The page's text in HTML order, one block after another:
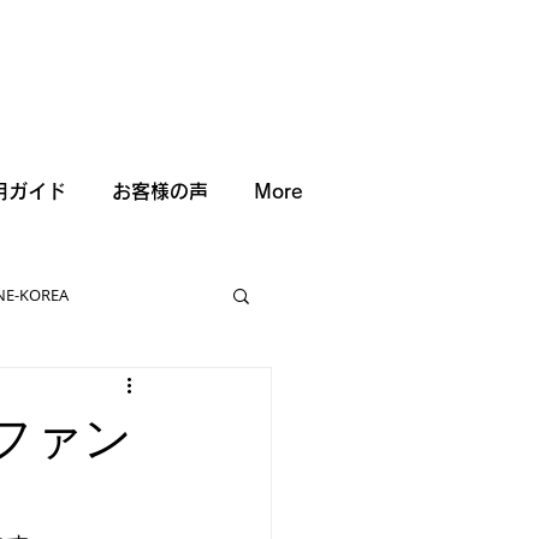
ガイド お客様の声 More
KOREA
ァン